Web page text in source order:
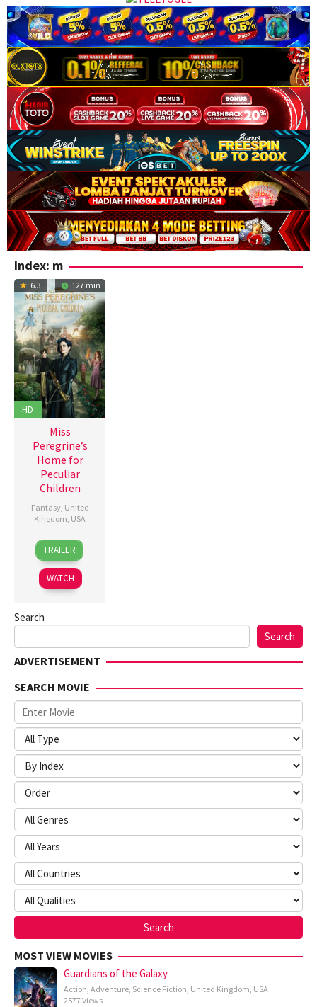
Index: m
6.3 127 min
HD
Miss
Peregrine’s
Home for
Peculiar
Children
Fantasy, United
Kingdom, USA
28
Sep
2016
Lizzie
Pritchard
Tim
Burton
TRAILER
WATCH
Search
Search
ADVERTISEMENT
SEARCH MOVIE
MOST VIEW MOVIES
Guardians of the Galaxy
Action, Adventure, Science Fiction, United Kingdom, USA
2577 Views